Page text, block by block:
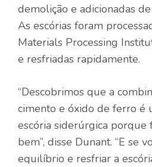
demolição e adicionadas
As escórias foram
Materials Processing
e resfriadas rapidamente.
“Descobrimos que a
cimento e óxido de ferro é
escória siderúrgica
bem”, disse Dunant. “E se
equilíbrio e resfriar a